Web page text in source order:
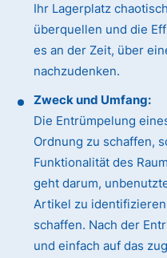
Ihr Lagerplatz
überquellen und die
es an der Zeit, über
nachzudenken.
Zweck und Umfang:
Die Entrümpelung
Ordnung zu schaffen,
Funktionalität des
geht darum,
Artikel zu
schaffen. Nach der
und einfach auf das